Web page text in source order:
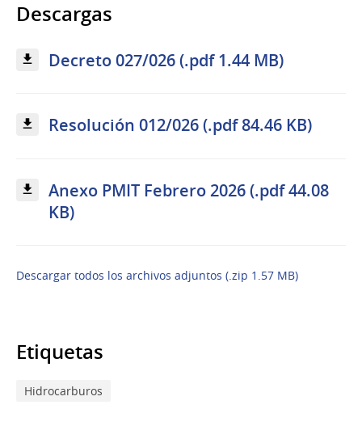
Descargas
Decreto 027/026 (.pdf 1.44 MB)
Resolución 012/026 (.pdf 84.46 KB)
Anexo PMIT Febrero 2026 (.pdf 44.08
KB)
Descargar todos los archivos adjuntos (.zip 1.57 MB)
Etiquetas
Hidrocarburos